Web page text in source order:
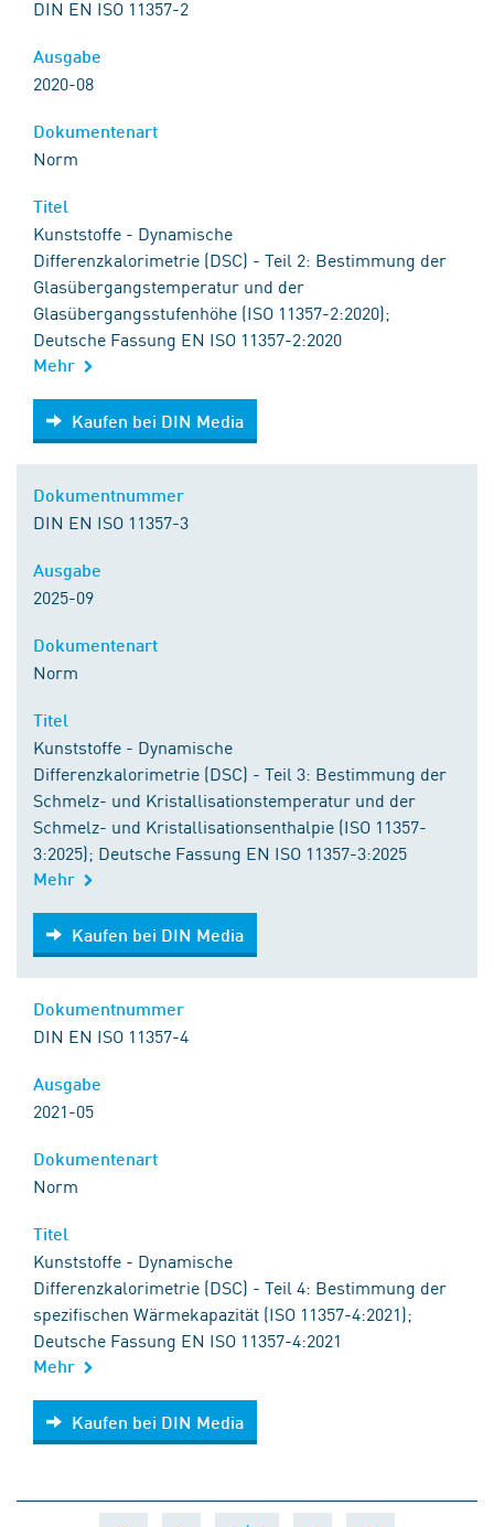
DIN EN ISO 11357-2
2020-08
Norm
Kunststoffe - Dynamische
Differenzkalorimetrie (DSC) - Teil 2: Bestimmung der
Glasübergangstemperatur und der
Glasübergangsstufenhöhe (ISO 11357-2:2020);
Deutsche Fassung EN ISO 11357-2:2020
Mehr
Kaufen bei DIN Media
Kaufen bei DIN Media
DIN EN ISO 11357-3
2025-09
Norm
Kunststoffe - Dynamische
Differenzkalorimetrie (DSC) - Teil 3: Bestimmung der
Schmelz- und Kristallisationstemperatur und der
Schmelz- und Kristallisationsenthalpie (ISO 11357-
3:2025); Deutsche Fassung EN ISO 11357-3:2025
Mehr
Kaufen bei DIN Media
Kaufen bei DIN Media
DIN EN ISO 11357-4
2021-05
Norm
Kunststoffe - Dynamische
Differenzkalorimetrie (DSC) - Teil 4: Bestimmung der
spezifischen Wärmekapazität (ISO 11357-4:2021);
Deutsche Fassung EN ISO 11357-4:2021
Mehr
Kaufen bei DIN Media
Kaufen bei DIN Media